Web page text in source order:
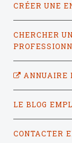
CRÉER UNE
CHERCHER
ANNUAIRE
LE BLOG
CONTACTER